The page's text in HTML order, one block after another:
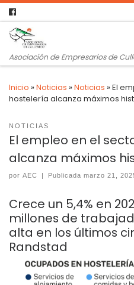
Asociación de Empresarios de
Inicio »Noticias »Noticias »El
hostelería alcanza máximos
NOTICIAS
El empleo en el
alcanza máximos
por AEC | Publicadamarzo 21,
Crece un 5,4% en
millones de
alta en los últimos
Randstad